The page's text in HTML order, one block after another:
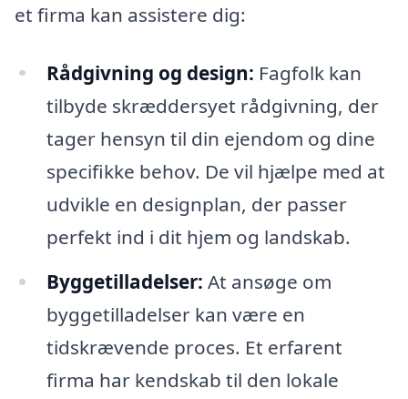
et firma kan assistere dig:
Rådgivning og design: Fagfolk kan
tilbyde skræddersyet rådgivning, der
tager hensyn til din ejendom og dine
specifikke behov. De vil hjælpe med at
udvikle en designplan, der passer
perfekt ind i dit hjem og landskab.
Byggetilladelser: At ansøge om
byggetilladelser kan være en
tidskrævende proces. Et erfarent
firma har kendskab til den lokale